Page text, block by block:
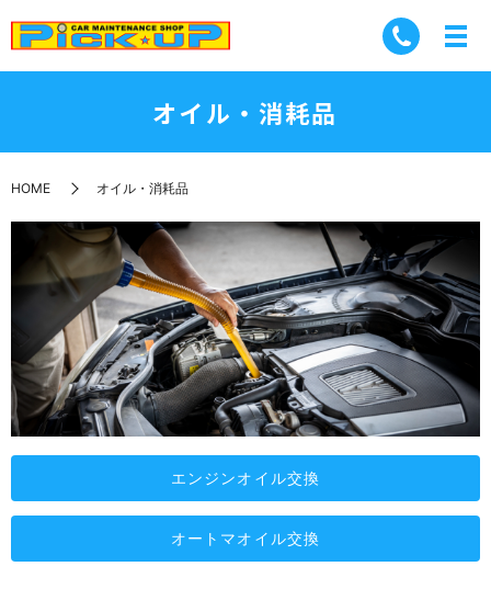
オイル・消耗品
HOME オイル・消耗品
エンジンオイル交換
オートマオイル交換